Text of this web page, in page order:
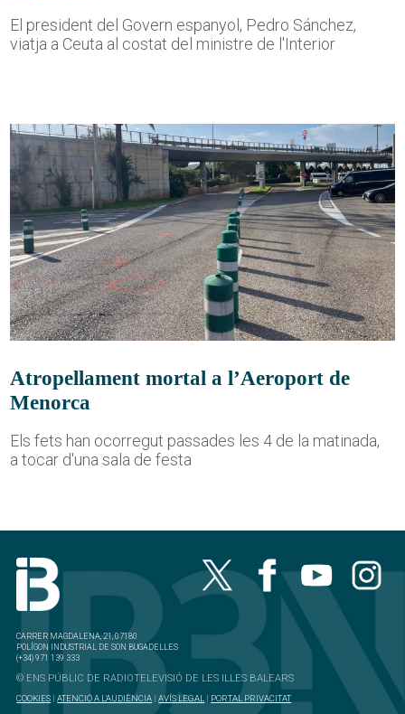
El president del Govern espanyol, Pedro Sánchez,
viatja a Ceuta al costat del ministre de l'Interior
Atropellament mortal a l’Aeroport de
Menorca
Els fets han ocorregut passades les 4 de la matinada,
a tocar d'una sala de festa
CARRER MAGDALENA, 21, 07180
POLÍGON INDUSTRIAL DE SON BUGADELLES
(+34) 971 139 333
© ENS PÚBLIC DE RADIOTELEVISIÓ DE LES ILLES BALEARS
COOKIES |ATENCIÓ A L'AUDIÈNCIA |AVÍS LEGAL | PORTAL PRIVACITAT